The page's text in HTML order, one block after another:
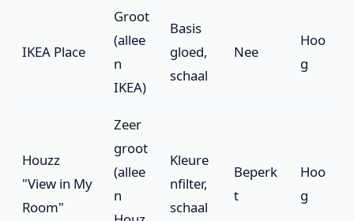
IKEA Place
Groot
(allee
n
IKEA)
Basis
gloed,
schaal
Nee
Hoo
g
Houzz
"View in My
Room"
Zeer
groot
(allee
n
Kleure
nfilter,
schaal
Beperk
t
Hoo
g